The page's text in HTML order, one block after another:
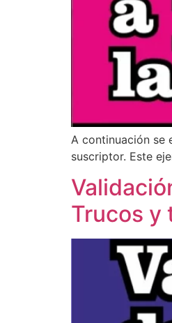
A continuación se
suscriptor. Este
Trucos y